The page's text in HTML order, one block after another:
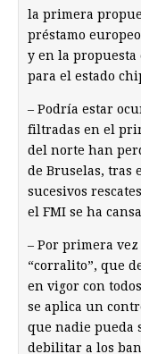
la primera
préstamo
y en la
para el estado
– Podría estar
filtradas en el
del norte han
de Bruselas, tras
sucesivos
el FMI se ha
– Por primera
“corralito”, que
en vigor con
se aplica un
que nadie pueda
debilitar a los